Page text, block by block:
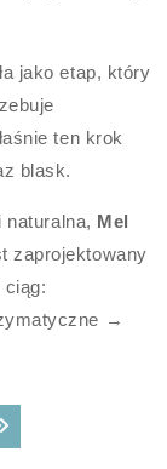
jako etap, który
ten krok
blask.
naturalna, Mel
zaprojektowany
ciąg:
→
post: